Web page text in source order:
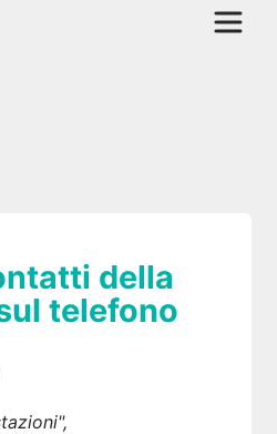
della
telefono
,